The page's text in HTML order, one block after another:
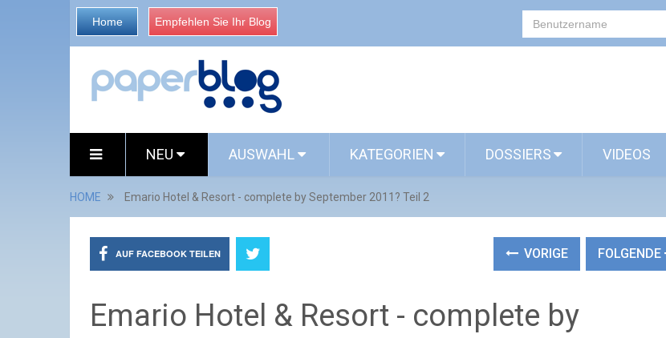
Home Empfehlen Sie Ihr Blog
NEU AUSWAHL KATEGORIEN DOSSIERS VIDEOS
HOME Emario Hotel & Resort - complete by September 2011? Teil 2
AUF FACEBOOK TEILEN VORIGE FOLGENDE
Emario Hotel & Resort - complete by